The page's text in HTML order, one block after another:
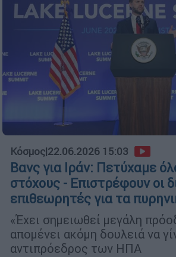
Κόσμος|22.06.2026 15:03
Βανς για Ιράν: Πετύχαμε
στόχους - Επιστρέφουν οι
επιθεωρητές για τα
«Έχει σημειωθεί μεγάλη
απομένει ακόμη δουλειά να
αντιπρόεδρος των ΗΠΑ